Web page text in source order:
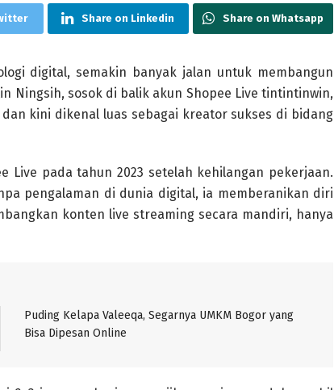
Share on Linkedin Share on Whatsapp
digital, semakin banyak jalan untuk membangun
Ningsih, sosok di balik akun Shopee Live tintintinwin,
kini dikenal luas sebagai kreator sukses di bidang
Live pada tahun 2023 setelah kehilangan pekerjaan.
pengalaman di dunia digital, ia memberanikan diri
konten live streaming secara mandiri, hanya
Puding Kelapa Valeeqa, Segarnya UMKM Bogor yang
Bisa Dipesan Online